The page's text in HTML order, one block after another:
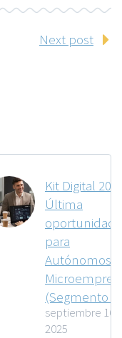
Next post
Kit Digital
Última
oportunidad
para
Autónomos y
(Segmento
septiembre 16,
2025